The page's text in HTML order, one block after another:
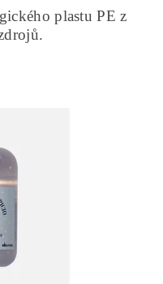
plastu PE z